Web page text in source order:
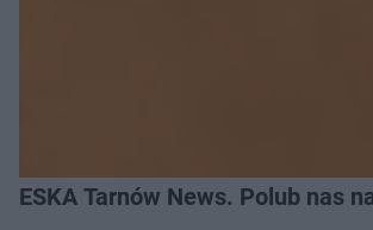
ESKA Tarnów News. Polub nas